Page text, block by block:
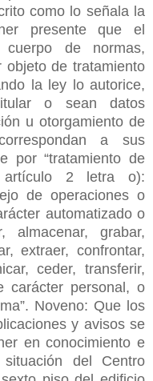
como lo señala la
presente que el
de normas,
objeto de tratamiento
la ley lo autorice,
o sean datos
u otorgamiento de
a sus
por “tratamiento de
artículo 2 letra o):
de operaciones o
automatizado o
almacenar, grabar,
extraer, confrontar,
ceder, transferir,
carácter personal, o
Noveno: Que los
y avisos se
en conocimiento e
del Centro